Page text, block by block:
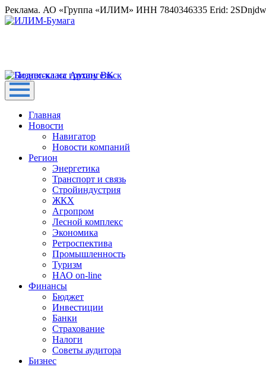
Реклама. АО «Группа «ИЛИМ» ИНН 7840346335 Erid:
Главная
Новости
Навигатор
Новости компаний
Регион
Энергетика
Транспорт и связь
Стройиндустрия
ЖКХ
Агропром
Лесной комплекс
Экономика
Ретроспектива
Промышленность
Туризм
НАО on-line
Финансы
Бюджет
Инвестиции
Банки
Страхование
Налоги
Советы аудитора
Бизнес